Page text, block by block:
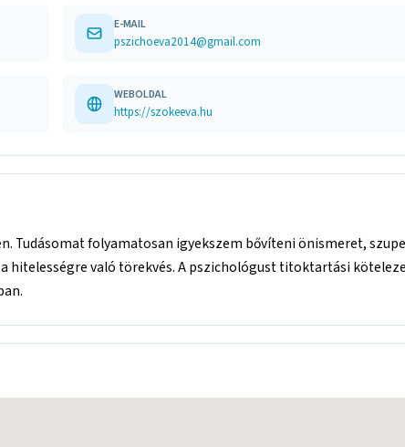
E-MAIL
pszichoeva2014@gmail.com
WEBOLDAL
https://szokeeva.hu
Tudásomat folyamatosan igyekszem bővíteni önismeret,
hitelességre való törekvés. A pszichológust titoktartási